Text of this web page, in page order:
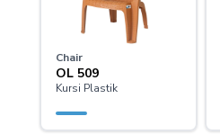
Chair
OL 509
Kursi Plastik